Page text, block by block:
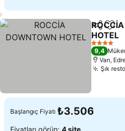
Paylaş
HOTEL
4 Yıldız
9,4
Van,
Şık
Başlangıç Fiyatı ₺3.506
Fiyatları görün: 4 site